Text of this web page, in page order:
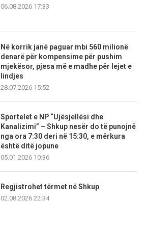
06.08.2026 17:33
Në korrik janë paguar mbi 560 milionë
denarë për kompensime për pushim
mjekësor, pjesa më e madhe për lejet e
lindjes
28.07.2026 15:52
Sportelet e NP “Ujësjellësi dhe
Kanalizimi” – Shkup nesër do të punojnë
nga ora 7:30 deri në 15:30, e mërkura
është ditë jopune
05.01.2026 10:36
Regjistrohet tërmet në Shkup
02.08.2026 22:34